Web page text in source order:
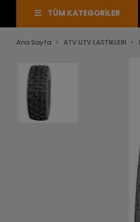
TÜM KATEGORİLER
Ana Sayfa ATV UTV LASTİKLERİ